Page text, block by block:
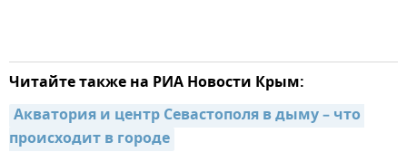
Читайте также на РИА Новости Крым:
Акватория и центр Севастополя в дыму – что
происходит в городе